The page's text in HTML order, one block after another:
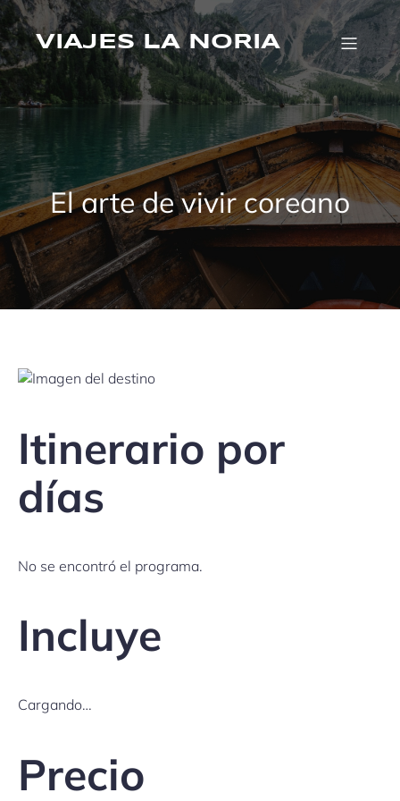
Saltar
al
contenidoVIAJES LA NORIA
El arte de vivir coreano
Itinerario por
días
No se encontró el programa.
Incluye
Cargando…
Precio